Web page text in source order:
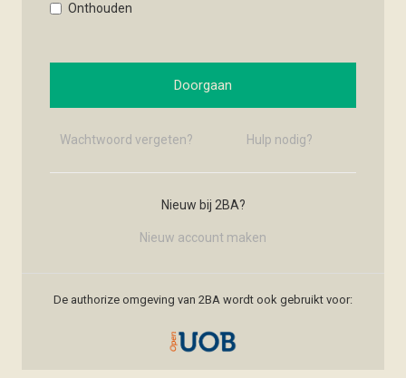
Onthouden
Doorgaan
Wachtwoord vergeten? Hulp nodig?
Nieuw bij 2BA?
Nieuw account maken
De authorize omgeving van 2BA wordt ook gebruikt voor: